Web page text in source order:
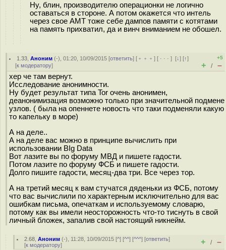
Ну, блин, производителю операционки не логично
оставаться в стороне. А потом окажется что интель
через свое AMT тоже себе дампов памяти с котятами
на память прихватил, да и винч вниманием не обошел.
1.33 ,Аноним (-), 01:20, 10/09/2015 [ответить] [ ﹢﹢﹢] [ · · ·][↓] [↑]
[к модератору]
+5
+ / –
хер че там вернут.
Исследование анонимности.
Ну будет результат типа Tor очень анонимен,
деанонимизация возможно только при значительной подмене
узлов. ( была на опеннете новость что таки подменяли какую
то капельку в море)
А на деле..
А на деле вас можно в принципе вычислить при
использовании BIg Data
Вот лазите вы по форуму МВД и пишете гадости.
Потом лазите по форуму ФСБ и пишете гадости.
Долго пишите гадости, месяц-два три. Все через тор.
А на третий месяц к вам стучатся дяденьки из ФСБ, потому
что вас вычислили по характерным исключительно для вас
ошибкам письма, опечаткам и используемому словарю,
потому как вы имели неосторожность что-то тиснуть в свой
личный бложек, запалив свой настоящий никнейм.
2.68 ,Аноним (-), 11:28, 10/09/2015 [^] [^^] [^^^] [ответить]
[к модератору] + / –